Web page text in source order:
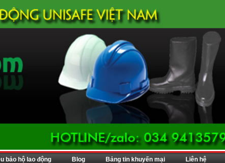
bảo hộ lao động Blog Bảng tin khuyến mại Liên hệ